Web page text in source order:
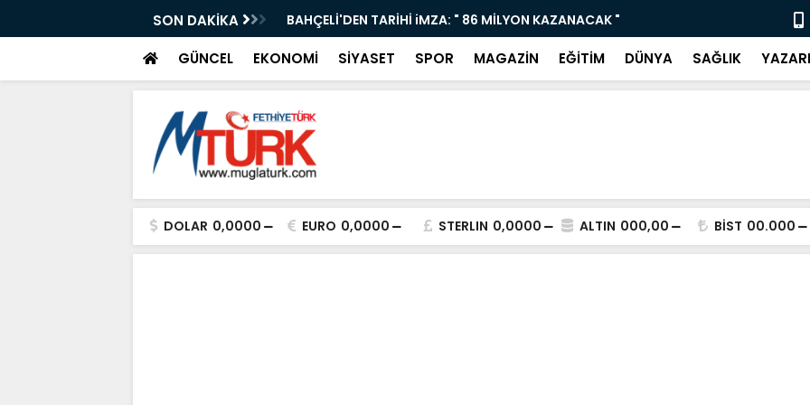
SON DAKİKA
" 86 MİLYON KAZANACAK " Yaz Sanat Kursları Çocukları ve Gençleri Sanatla Buluşturuyor “Bodrum
GÜNCEL EKONOMİ SİYASET SPOR MAGAZİN EĞİTİM DÜNYA SAĞLIK
DOLAR 0,0000 EURO 0,0000 STERLIN 0,0000 ALTIN 000,00 BİST 00.000